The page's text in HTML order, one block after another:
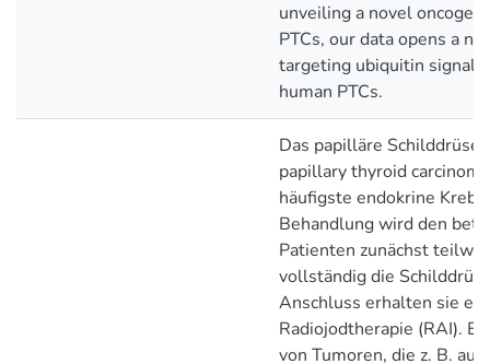
unveiling a novel
PTCs, our data opens a
targeting ubiquitin
human PTCs.
Das papilläre
papillary thyroid
häufigste endokrine
Behandlung wird den
Patienten zunächst
vollständig die
Anschluss erhalten sie
Radiojodtherapie (RAI).
von Tumoren, die z. B. auf